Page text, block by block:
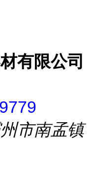
有限公司
市南孟镇